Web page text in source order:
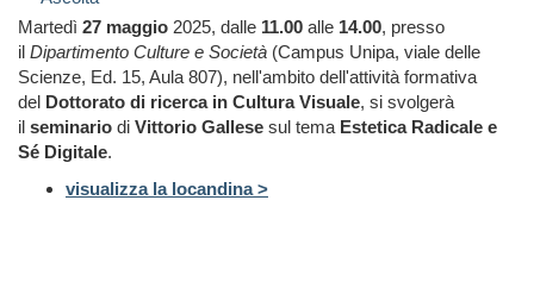
Martedì 27 maggio 2025, dalle 11.00 alle 14.00, presso
il Dipartimento Culture e Società (Campus Unipa, viale delle
Scienze, Ed. 15, Aula 807), nell'ambito dell'attività formativa
del Dottorato di ricerca in Cultura Visuale, si svolgerà
il seminario di Vittorio Gallese sul tema Estetica Radicale e
Sé Digitale.
visualizza la locandina >